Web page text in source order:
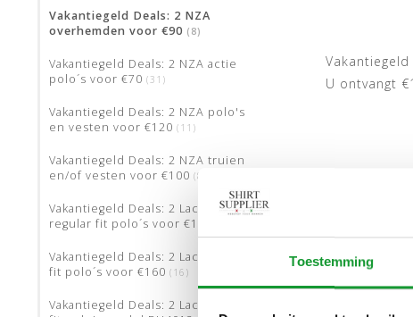
Toestemming
Vakantiegeld Deals: 2 NZA
overhemden voor €90 (8)
Vakantiegeld Deals: 2 NZA actie
polo´s voor €70 (31)
Vakantiegeld Deals: 2 NZA polo's
en vesten voor €120 (11)
Vakantiegeld Deals: 2 NZA truien
en/of vesten voor €100 (8)
Vakantiegeld Deals: 2 Lacoste
regular fit polo´s voor €170
Vakantiegeld Deals: 2 Lacoste slim
fit polo´s voor €160 (16)
Vakantiegeld Deals: 2 Lacoste slim
U ontvangt